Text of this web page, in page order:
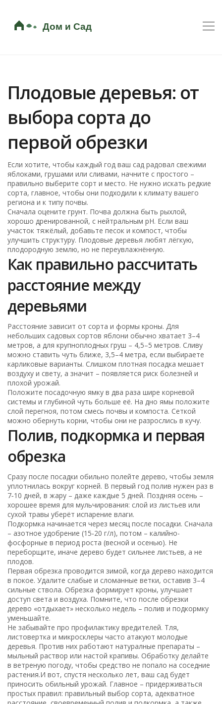
Плодовые деревья: от
выбора сорта до
первой обрезки
Если хотите, чтобы каждый год ваш сад радовал свежими
яблоками, грушами или сливами, начните с простого –
правильно выберите сорт и место. Не нужно искать редкие
сорта, главное, чтобы они подходили к климату вашего
региона и к типу почвы.
Сначала оцените грунт. Почва должна быть рыхлой,
хорошо дренированной, с нейтральным pH. Если ваш
участок тяжёлый, добавьте песок и компост, чтобы
улучшить структуру. Плодовые деревья любят лёгкую,
плодородную землю, но не переувлажнённую.
Как правильно рассчитать
расстояние между
деревьями
Расстояние зависит от сорта и формы кроны. Для
небольших садовых сортов яблони обычно хватает 3–4
метров, а для крупноплодных груш – 4,5–5 метров. Сливу
можно ставить чуть ближе, 3,5–4 метра, если выбираете
карликовые варианты. Слишком плотная посадка мешает
воздуху и свету, а значит – появляется риск болезней и
плохой урожай.
Положите посадочную ямку в два раза шире корневой
системы и глубиной чуть больше её. На дно ямы положите
слой перегноя, потом смесь почвы и компоста. Сеткой
можно обернуть корни, чтобы они не разрослись в кучу.
Полив, подкормка и первая
обрезка
Сразу после посадки обильно полейте дерево, чтобы земля
уплотнилась вокруг корней. В первый год полив нужен раз в
7‑10 дней, в жару – даже каждые 5 дней. Поздняя осень –
хорошее время для мульчирования: слой из листьев или
сухой травы уберёт испарение влаги.
Подкормка начинается через месяц после посадки. Сначала
– азотное удобрение (15‑20 г/л), потом – калийно-
фосфорные в период роста (весной и осенью). Не
переборщите, иначе дерево будет сильнее листьев, а не
плодов.
Первая обрезка проводится зимой, когда дерево находится
в покое. Удалите слабые и сломанные ветки, оставив 3–4
сильные ствола. Обрезка формирует кроны, улучшает
доступ света и воздуха. Помните, что после обрезки
дерево «отдыхает» несколько недель – полив и подкормку
уменьшайте.
Не забывайте про профилактику вредителей. Тля,
листовертка и микросклеры часто атакуют молодые
деревья. Против них работают натуралные препараты –
мыльный раствор или настой крапивы. Обработку делайте
в ветреную погоду, чтобы средство не попало на соседние
растения.И вот, спустя несколько лет, ваш сад будет
приносить обильный урожай. Главное – придерживаться
простых правил: правильный выбор сорта, адекватное